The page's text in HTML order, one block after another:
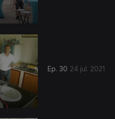
Ep. 30 24 jul. 2021